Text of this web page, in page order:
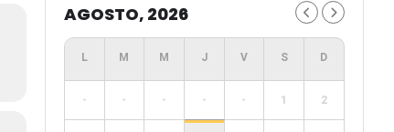
AGOSTO, 2026
- - - - - 1 2